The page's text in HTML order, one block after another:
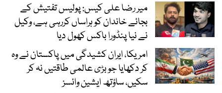
میر رضا علی کیس: پولیس تفتیش کے
بجائے خاندان کو ہراساں کررہی ہے، وکیل
نے نیا پنڈورا باکس کھول دیا
امریکا، ایران کشیدگی میں پاکستان نے وہ
کر دکھایا جو بڑی عالمی طاقتیں نہ کر
سکیں، ساؤتھ ایشین وائسز